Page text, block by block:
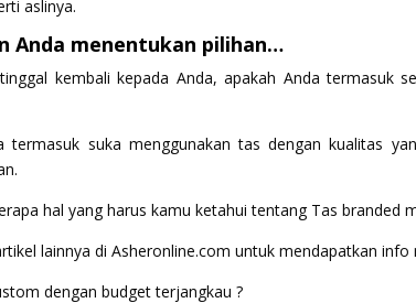
aslinya.
Anda menentukan pilihan…
kembali kepada Anda, apakah Anda termasuk
termasuk suka menggunakan tas dengan kualitas
hal yang harus kamu ketahui tentang Tas branded
lainnya di Asheronline.com untuk mendapatkan
dengan budget terjangkau ?